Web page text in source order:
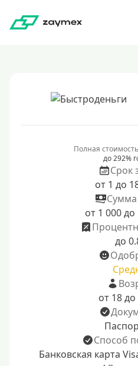
Полная
до 292%
Срок
от 1 до
от 1 000
до
от 18 до
Способ
Банковская карта